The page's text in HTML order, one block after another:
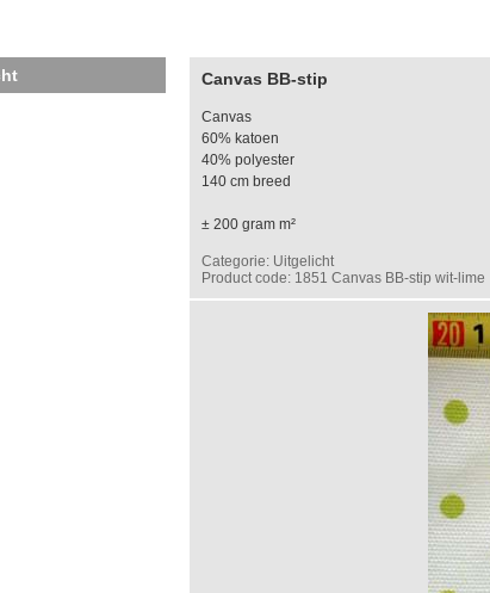
Canvas BB-stip
Canvas
60% katoen
40% polyester
140 cm breed
± 200 gram m²
Categorie: Uitgelicht
Product code: 1851 Canvas BB-stip wit-lime